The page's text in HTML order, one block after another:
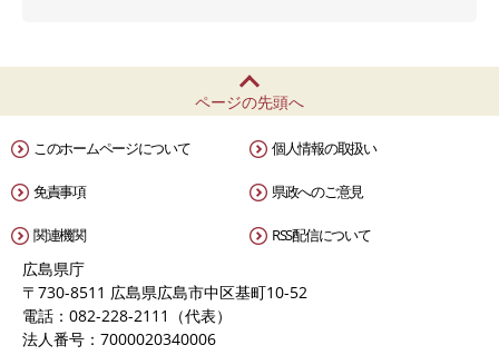
ページの先頭へ
このホームページについて 個人情報の取扱い
免責事項 県政へのご意見
関連機関 RSS配信について
広島県庁
〒730-8511 広島県広島市中区基町10-52
電話：082-228-2111（代表）
法人番号：7000020340006